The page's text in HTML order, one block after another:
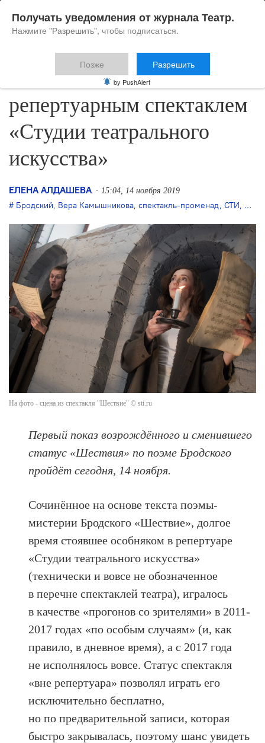
«Шествие» станет
репертуарным спектаклем
«Студии театрального
искусства»
ЕЛЕНА АЛДАШЕВА 15:04, 14 ноября 2019
Бродский, Вера Камышникова, спектакль-променад, СТИ,
На фото - сцена из спектакля "Шествие" © sti.ru
Первый показ возрождённого и сменившего
статус «Шествия» по поэме Бродского
пройдёт сегодня, 14 ноября.
Сочинённое на основе текста поэмы-
мистерии Бродского «Шествие», долгое
время стоявшее особняком в репертуаре
«Студии театрального искусства»
(технически и вовсе не обозначенное
в перечне спектаклей театра), игралось
в качестве «прогонов со зрителями» в 2011-
2017 годах «по особым случаям» (и, как
правило, в дневное время), а с 2017 года
не исполнялось вовсе. Статус спектакля
«вне репертуара» позволял играть его
исключительно бесплатно,
но по предварительной записи, которая
быстро закрывалась, поэтому шанс увидеть
Получать уведомления от журнала Театр.
Нажмите "Разрешить", чтобы подписаться.
Позже Разрешить
by PushAlert